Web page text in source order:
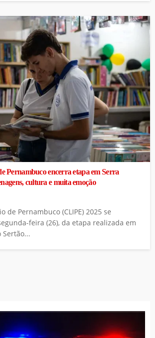
Pernambuco encerra etapa em Serra
cultura e muita emoção
de Pernambuco (CLIPE) 2025 se
feira (26), da etapa realizada em
Sertão...